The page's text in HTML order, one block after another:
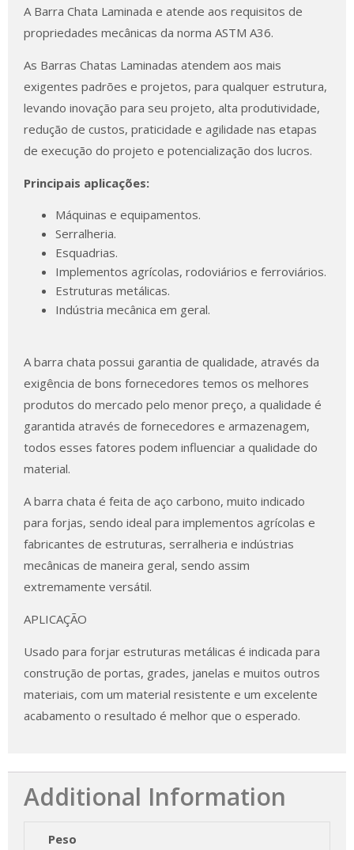
A Barra Chata Laminada e atende aos requisitos de
propriedades mecânicas da norma ASTM A36.
As Barras Chatas Laminadas atendem aos mais
exigentes padrões e projetos, para qualquer estrutura,
levando inovação para seu projeto, alta produtividade,
redução de custos, praticidade e agilidade nas etapas
de execução do projeto e potencialização dos lucros.
Principais aplicações:
Máquinas e equipamentos.
Serralheria.
Esquadrias.
Implementos agrícolas, rodoviários e ferroviários.
Estruturas metálicas.
Indústria mecânica em geral.
A barra chata possui garantia de qualidade, através da
exigência de bons fornecedores temos os melhores
produtos do mercado pelo menor preço, a qualidade é
garantida através de fornecedores e armazenagem,
todos esses fatores podem influenciar a qualidade do
material.
A barra chata é feita de aço carbono, muito indicado
para forjas, sendo ideal para implementos agrícolas e
fabricantes de estruturas, serralheria e indústrias
mecânicas de maneira geral, sendo assim
extremamente versátil.
APLICAÇÃO
Usado para forjar estruturas metálicas é indicada para
construção de portas, grades, janelas e muitos outros
materiais, com um material resistente e um excelente
acabamento o resultado é melhor que o esperado.
Additional Information
Peso